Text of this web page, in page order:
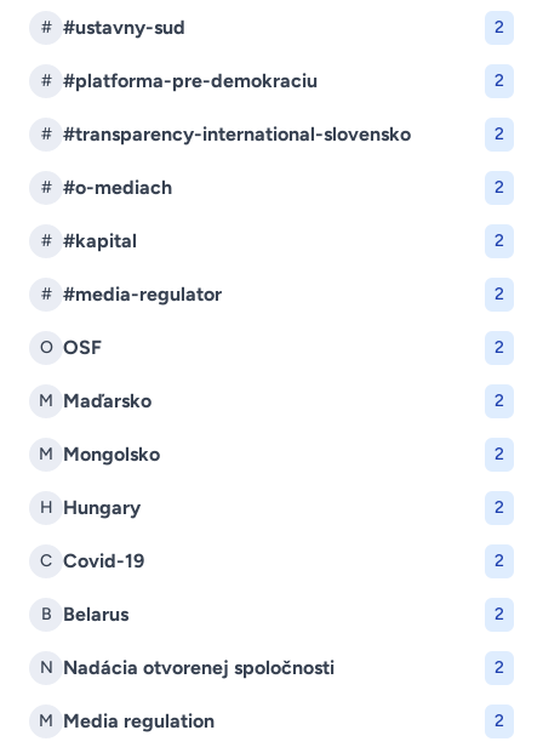
# #ustavny-sud 2
# #platforma-pre-demokraciu 2
# #transparency-international-slovensko 2
# #o-mediach 2
# #kapital 2
# #media-regulator 2
O OSF 2
M Maďarsko 2
M Mongolsko 2
H Hungary 2
C Covid-19 2
B Belarus 2
N Nadácia otvorenej spoločnosti 2
M Media regulation 2